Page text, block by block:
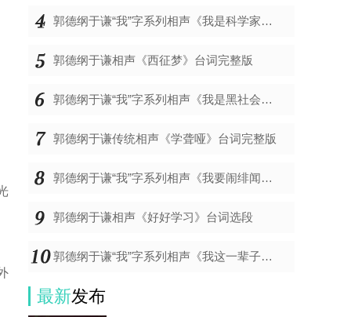
郭德纲于谦“我”字系列相声《我是科学家》台词完整版
郭德纲于谦相声《西征梦》台词完整版
郭德纲于谦“我”字系列相声《我是黑社会》台词完整版
郭德纲于谦传统相声《学聋哑》台词完整版
郭德纲于谦“我”字系列相声《我要闹绯闻》台词完整版
郭德纲于谦相声《好好学习》台词选段
郭德纲于谦“我”字系列相声《我这一辈子》台词完整版
最新发布